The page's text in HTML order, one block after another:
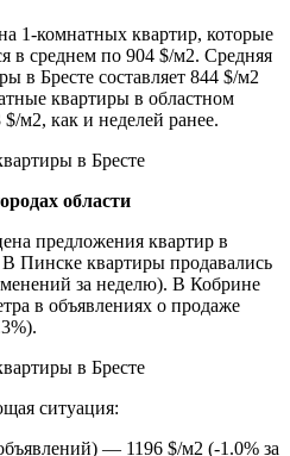
1-комнатных квартир, которые
в среднем по 904 $/м2. Средняя
в Бресте составляет 844 $/м2
квартиры в областном
м2, как и неделей ранее.
области
предложения квартир в
Пинске квартиры продавались
за неделю). В Кобрине
в объявлениях о продаже
ситуация:
— 1196 $/м2 (-1.0% за